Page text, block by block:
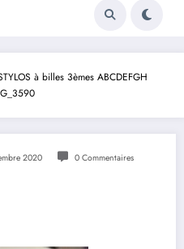
à billes 3èmes ABCDEFGH
2020 0 Commentaires